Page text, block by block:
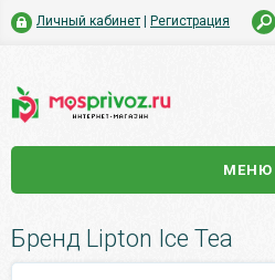
Личный кабинет Регистрация
МЕНЮ
Бренд Lipton Ice Tea